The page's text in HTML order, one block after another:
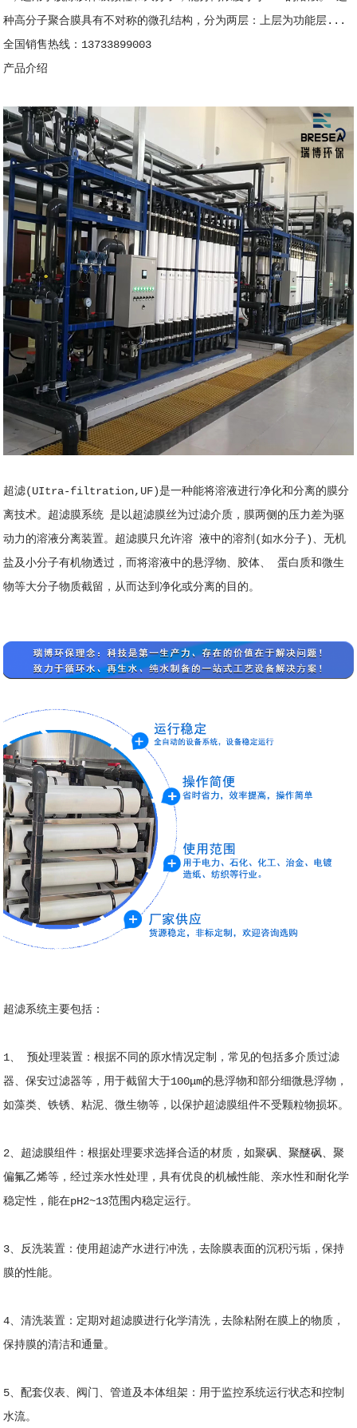
种高分子聚合膜具有不对称的微孔结构，分为两层：上层为功能层...
全国销售热线：13733899003
产品介绍
超滤(UItra-filtration,UF)是一种能将溶液进行净化和分离的膜分
离技术。超滤膜系统 是以超滤膜丝为过滤介质，膜两侧的压力差为驱
动力的溶液分离装置。超滤膜只允许溶 液中的溶剂(如水分子)、无机
盐及小分子有机物透过，而将溶液中的悬浮物、胶体、 蛋白质和微生
物等大分子物质截留，从而达到净化或分离的目的。
超滤系统主要包括 ：
1、 预处理装置：根据不同的原水情况定制，常见的包括多介质过滤
器、保安过滤器等，用于截留大于100μm的悬浮物和部分细微悬浮物，
如藻类、铁锈、粘泥、微生物等，以保护超滤膜组件不受颗粒物损坏。
2、超滤膜组件：根据处理要求选择合适的材质，如聚砜、聚醚砜、聚
偏氟乙烯等，经过亲水性处理，具有优良的机械性能、亲水性和耐化学
稳定性，能在pH2~13范围内稳定运行。
3、反洗装置：使用超滤产水进行冲洗，去除膜表面的沉积污垢，保持
膜的性能。
4、清洗装置：定期对超滤膜进行化学清洗，去除粘附在膜上的物质，
保持膜的清洁和通量。
5、配套仪表、阀门、管道及本体组架：用于监控系统运行状态和控制
水流。